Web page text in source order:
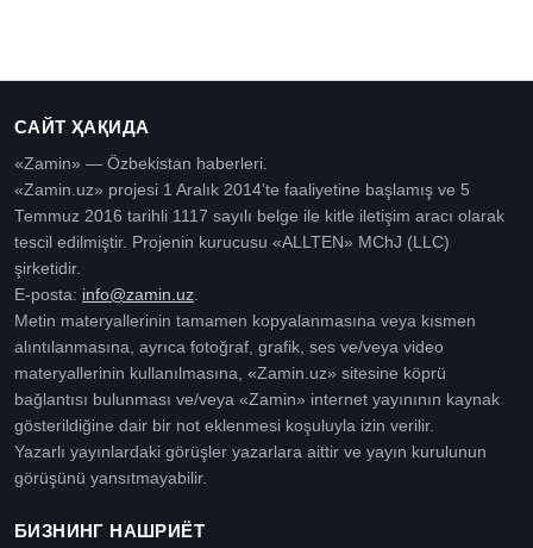
САЙТ ҲАҚИДА
«Zamin» — Özbekistan haberleri.
«Zamin.uz» projesi 1 Aralık 2014’te faaliyetine başlamış ve 5
Temmuz 2016 tarihli 1117 sayılı belge ile kitle iletişim aracı olarak
tescil edilmiştir. Projenin kurucusu «ALLTEN» MChJ (LLC)
şirketidir.
E-posta: info@zamin.uz.
Metin materyallerinin tamamen kopyalanmasına veya kısmen
alıntılanmasına, ayrıca fotoğraf, grafik, ses ve/veya video
materyallerinin kullanılmasına, «Zamin.uz» sitesine köprü
bağlantısı bulunması ve/veya «Zamin» internet yayınının kaynak
gösterildiğine dair bir not eklenmesi koşuluyla izin verilir.
Yazarlı yayınlardaki görüşler yazarlara aittir ve yayın kurulunun
görüşünü yansıtmayabilir.
БИЗНИНГ НАШРИЁТ